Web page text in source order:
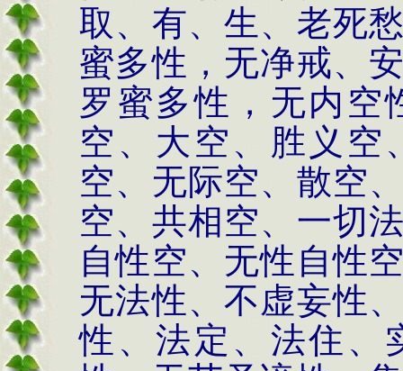
取、有、生、老死
蜜多性，无净戒、
罗蜜多性，无内空
空、大空、胜义空
空、无际空、散空
空、共相空、一切
自性空、无性自性
无法性、不虚妄性
性、法定、法住、